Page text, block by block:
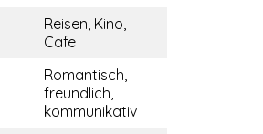
Reisen, Kino,
Cafe
Romantisch,
freundlich,
kommunikativ